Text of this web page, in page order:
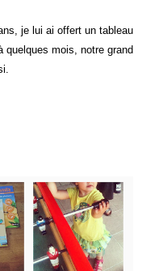
je lui ai offert un tableau
quelques mois, notre grand